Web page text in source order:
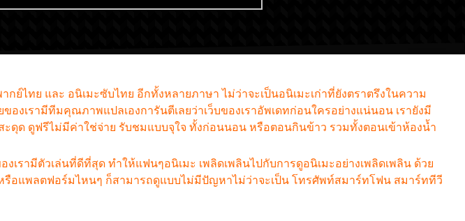
หัวใจจะวาย ซับไทย
ย์ไทย และ อนิเมะซับไทย อีกทั้งหลายภาษา ไม่ว่าจะเป็นอนิเมะเก่าที่ยังตราตรึงในความ
งเรามีทีมคุณภาพแปลเองการันตีเลยว่าเว็บของเราอัพเดทก่อนใครอย่างแน่นอน เรายังมี
ดุด ดูฟรีไม่มีค่าใช่จ่าย รับชมแบบจุใจ ทั้งก่อนนอน หรือตอนกินข้าว รวมทั้งตอนเข้าห้องน้ำ
รามีตัวเล่นที่ดีที่สุด ทำให้แฟนๆอนิเมะ เพลิดเพลินไปกับการดูอนิเมะอย่างเพลิดเพลิน ด้วย
แพลตฟอร์มไหนๆ ก็สามารถดูแบบไม่มีปัญหาไม่ว่าจะเป็น โทรศัพท์สมาร์ทโฟน สมาร์ททีวี